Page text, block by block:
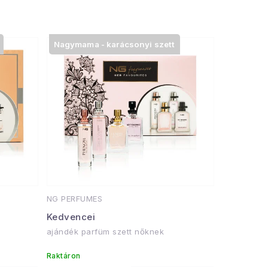
neroli, mandarin
jázmin, persimon
viselet – munkába,
és szabadidőhöz
energikus illatokat kedvelik
születésnapra,
vagy évfordulóra
NG PERFUMES
Kedvencei
Nagymama - karácsonyi szett
ajándék parfüm szett nőknek
Raktáron